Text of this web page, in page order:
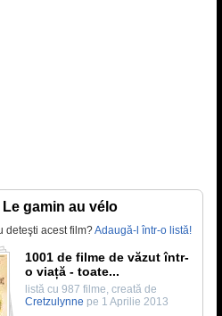
Le gamin au vélo
deteşti acest film?Adaugă-l într-o listă!
1001 de filme de văzut într-
o viață - toate...
listă cu 987 filme, creată de
Cretzulynne pe 1 Aprilie 2013